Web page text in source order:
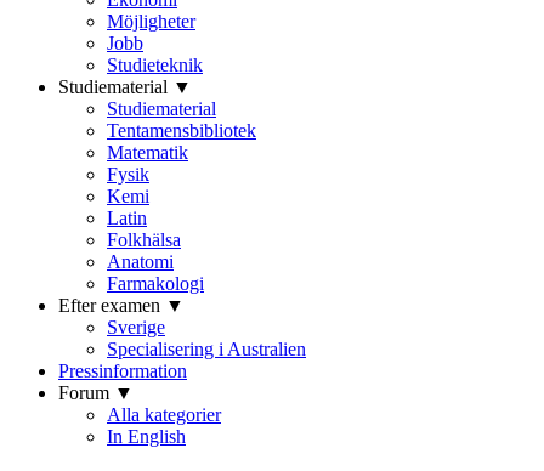
Möjligheter
Jobb
Studieteknik
Studiematerial ▼
Studiematerial
Tentamensbibliotek
Matematik
Fysik
Kemi
Latin
Folkhälsa
Anatomi
Farmakologi
Efter examen ▼
Sverige
Specialisering i Australien
Pressinformation
Forum ▼
Alla kategorier
In English